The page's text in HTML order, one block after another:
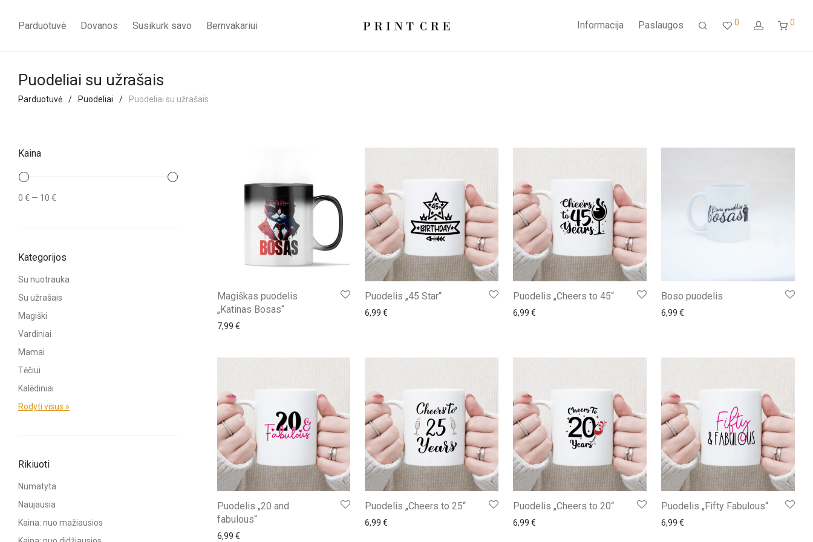
Parduotuvė Dovanos Susikurk savo Bernvakariui Informacija Paslaugos 0 0
Puodeliai su užrašais
Parduotuvė / Puodeliai / Puodeliai su užrašais
Kaina
Min
Maks
0 € — 10 €
Kategorijos
Su nuotrauka
Su užrašais
Magiški
Vardiniai
Mamai
Tėčiui
Kalėdiniai
Rodyti visus »
Rikiuoti
Numatyta
Naujausia
Kaina: nuo mažiausios
Magiškas puodelis
„Katinas Bosas“
7,99 €
Puodelis „45 Star“
6,99€
Puodelis „Cheers to 45“
6,99€
Boso puodelis
6,99€
Puodelis „20 and
fabulous“
6,99 €
Puodelis „Cheers to 25“
6,99€
Puodelis „Cheers to 20“
6,99€
Puodelis „Fifty Fabulous“
6,99€